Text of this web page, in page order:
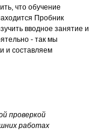
что обучение
Пробник
вводное занятие и
- так мы
и составляем
проверкой
работах